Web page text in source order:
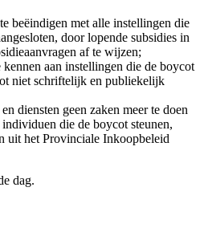
beëindigen met alle instellingen die
door lopende subsidies in
af te wijzen;
kennen aan instellingen die de boycot
niet schriftelijk en publiekelijk
diensten geen zaken meer te doen
die de boycot steunen,
uit het Provinciale Inkoopbeleid
dag.